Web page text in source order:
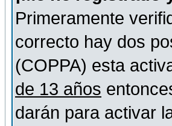
Primeramente
correcto hay dos
(COPPA) esta
de 13 años
darán para activar